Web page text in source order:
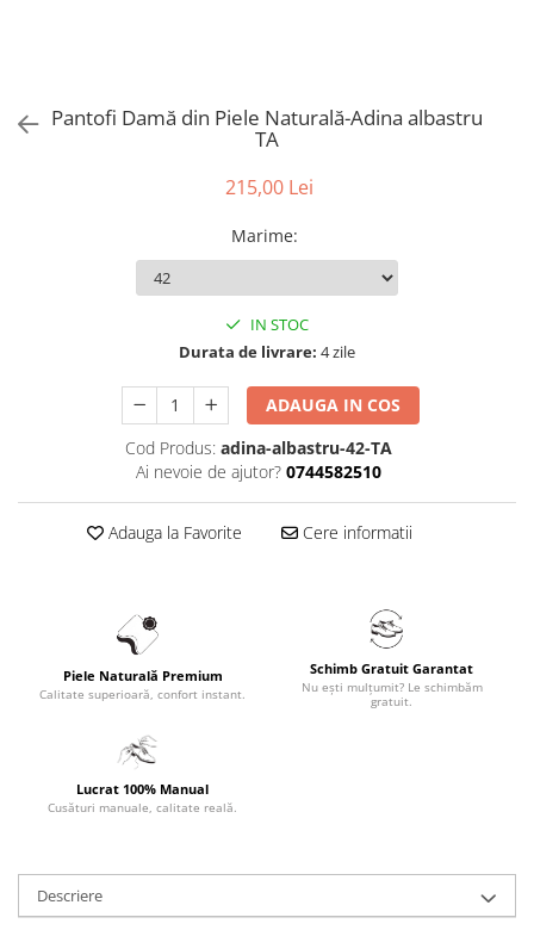
Pantofi Damă din Piele Naturală-Adina albastru
TA
215,00 Lei
Marime:
IN STOC
Durata de livrare: 4 zile
ADAUGA IN COS
Cod Produs: adina-albastru-42-TA
Ai nevoie de ajutor? 0744582510
Adauga la Favorite Cere informatii
Piele Naturală Premium
Calitate superioară, confort instant.
Schimb Gratuit Garantat
Nu ești mulțumit? Le schimbăm
gratuit.
Lucrat 100% Manual
Cusături manuale, calitate reală.
Descriere